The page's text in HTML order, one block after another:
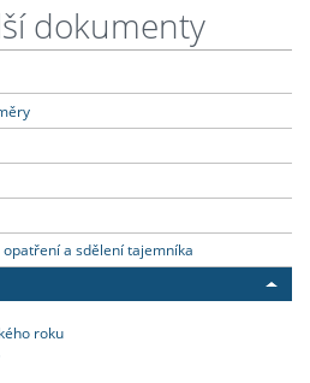
dokumenty
a sdělení tajemníka
roku